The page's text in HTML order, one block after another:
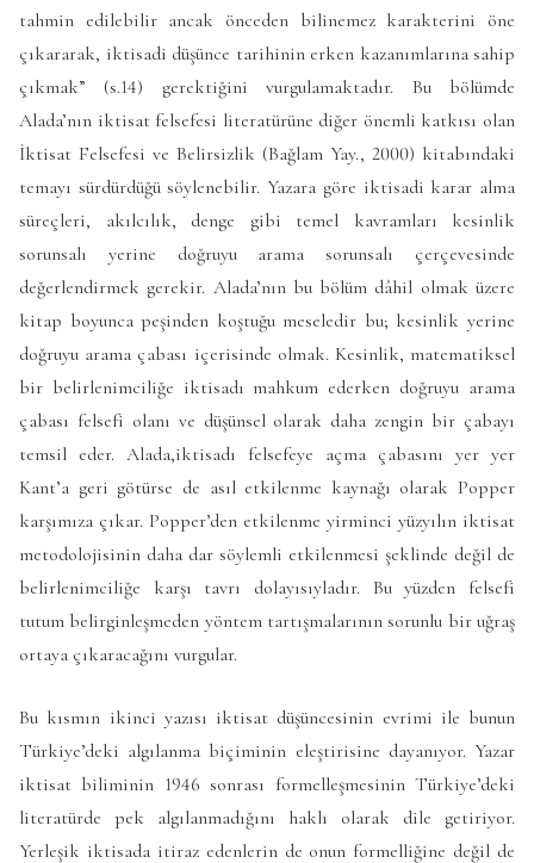
tahmin edilebilir ancak önceden bilinemez karakterini öne
çıkararak, iktisadi düşünce tarihinin erken kazanımlarına sahip
çıkmak” (s.14) gerektiğini vurgulamaktadır. Bu bölümde
Alada’nın iktisat felsefesi literatürüne diğer önemli katkısı olan
İktisat Felsefesi ve Belirsizlik (Bağlam Yay., 2000) kitabındaki
temayı sürdürdüğü söylenebilir. Yazara göre iktisadi karar alma
süreçleri, akılcılık, denge gibi temel kavramları kesinlik
sorunsalı yerine doğruyu arama sorunsalı çerçevesinde
değerlendirmek gerekir. Alada’nın bu bölüm dâhil olmak üzere
kitap boyunca peşinden koştuğu meseledir bu; kesinlik yerine
doğruyu arama çabası içerisinde olmak. Kesinlik, matematiksel
bir belirlenimciliğe iktisadı mahkum ederken doğruyu arama
çabası felsefi olanı ve düşünsel olarak daha zengin bir çabayı
temsil eder. Alada,iktisadı felsefeye açma çabasını yer yer
Kant’a geri götürse de asıl etkilenme kaynağı olarak Popper
karşımıza çıkar. Popper’den etkilenme yirminci yüzyılın iktisat
metodolojisinin daha dar söylemli etkilenmesi şeklinde değil de
belirlenimciliğe karşı tavrı dolayısıyladır. Bu yüzden felsefi
tutum belirginleşmeden yöntem tartışmalarının sorunlu bir uğraş
ortaya çıkaracağını vurgular.
Bu kısmın ikinci yazısı iktisat düşüncesinin evrimi ile bunun
Türkiye’deki algılanma biçiminin eleştirisine dayanıyor. Yazar
iktisat biliminin 1946 sonrası formelleşmesinin Türkiye’deki
literatürde pek algılanmadığını haklı olarak dile getiriyor.
Yerleşik iktisada itiraz edenlerin de onun formelliğine değil de